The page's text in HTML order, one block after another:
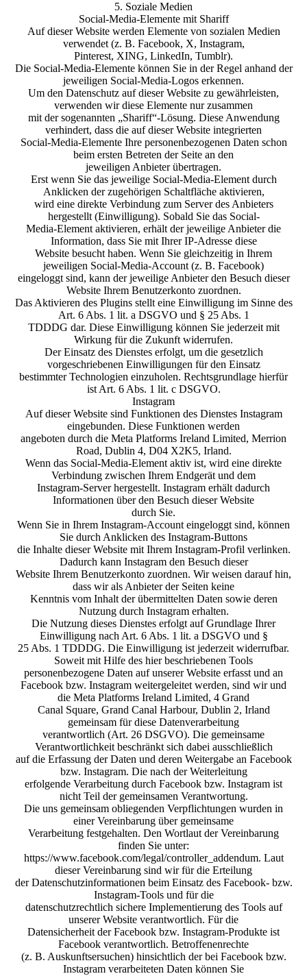
5. Soziale Medien
Social-Media-Elemente mit Shariff
Auf dieser Website werden Elemente von sozialen Medien
verwendet (z. B. Facebook, X, Instagram,
Pinterest, XING, LinkedIn, Tumblr).
Die Social-Media-Elemente können Sie in der Regel anhand der
jeweiligen Social-Media-Logos erkennen.
Um den Datenschutz auf dieser Website zu gewährleisten,
verwenden wir diese Elemente nur zusammen
mit der sogenannten „Shariff“-Lösung. Diese Anwendung
verhindert, dass die auf dieser Website integrierten
Social-Media-Elemente Ihre personenbezogenen Daten schon
beim ersten Betreten der Seite an den
jeweiligen Anbieter übertragen.
Erst wenn Sie das jeweilige Social-Media-Element durch
Anklicken der zugehörigen Schaltfläche aktivieren,
wird eine direkte Verbindung zum Server des Anbieters
hergestellt (Einwilligung). Sobald Sie das Social-
Media-Element aktivieren, erhält der jeweilige Anbieter die
Information, dass Sie mit Ihrer IP-Adresse diese
Website besucht haben. Wenn Sie gleichzeitig in Ihrem
jeweiligen Social-Media-Account (z. B. Facebook)
eingeloggt sind, kann der jeweilige Anbieter den Besuch dieser
Website Ihrem Benutzerkonto zuordnen.
Das Aktivieren des Plugins stellt eine Einwilligung im Sinne des
Art. 6 Abs. 1 lit. a DSGVO und § 25 Abs. 1
TDDDG dar. Diese Einwilligung können Sie jederzeit mit
Wirkung für die Zukunft widerrufen.
Der Einsatz des Dienstes erfolgt, um die gesetzlich
vorgeschriebenen Einwilligungen für den Einsatz
bestimmter Technologien einzuholen. Rechtsgrundlage hierfür
ist Art. 6 Abs. 1 lit. c DSGVO.
Instagram
Auf dieser Website sind Funktionen des Dienstes Instagram
eingebunden. Diese Funktionen werden
angeboten durch die Meta Platforms Ireland Limited, Merrion
Road, Dublin 4, D04 X2K5, Irland.
Wenn das Social-Media-Element aktiv ist, wird eine direkte
Verbindung zwischen Ihrem Endgerät und dem
Instagram-Server hergestellt. Instagram erhält dadurch
Informationen über den Besuch dieser Website
durch Sie.
Wenn Sie in Ihrem Instagram-Account eingeloggt sind, können
Sie durch Anklicken des Instagram-Buttons
die Inhalte dieser Website mit Ihrem Instagram-Profil verlinken.
Dadurch kann Instagram den Besuch dieser
Website Ihrem Benutzerkonto zuordnen. Wir weisen darauf hin,
dass wir als Anbieter der Seiten keine
Kenntnis vom Inhalt der übermittelten Daten sowie deren
Nutzung durch Instagram erhalten.
Die Nutzung dieses Dienstes erfolgt auf Grundlage Ihrer
Einwilligung nach Art. 6 Abs. 1 lit. a DSGVO und §
25 Abs. 1 TDDDG. Die Einwilligung ist jederzeit widerrufbar.
Soweit mit Hilfe des hier beschriebenen Tools
personenbezogene Daten auf unserer Website erfasst und an
Facebook bzw. Instagram weitergeleitet werden, sind wir und
die Meta Platforms Ireland Limited, 4 Grand
Canal Square, Grand Canal Harbour, Dublin 2, Irland
gemeinsam für diese Datenverarbeitung
verantwortlich (Art. 26 DSGVO). Die gemeinsame
Verantwortlichkeit beschränkt sich dabei ausschließlich
auf die Erfassung der Daten und deren Weitergabe an Facebook
bzw. Instagram. Die nach der Weiterleitung
erfolgende Verarbeitung durch Facebook bzw. Instagram ist
nicht Teil der gemeinsamen Verantwortung.
Die uns gemeinsam obliegenden Verpflichtungen wurden in
einer Vereinbarung über gemeinsame
Verarbeitung festgehalten. Den Wortlaut der Vereinbarung
finden Sie unter:
https://www.facebook.com/legal/controller_addendum. Laut
dieser Vereinbarung sind wir für die Erteilung
der Datenschutzinformationen beim Einsatz des Facebook- bzw.
Instagram-Tools und für die
datenschutzrechtlich sichere Implementierung des Tools auf
unserer Website verantwortlich. Für die
Datensicherheit der Facebook bzw. Instagram-Produkte ist
Facebook verantwortlich. Betroffenenrechte
(z. B. Auskunftsersuchen) hinsichtlich der bei Facebook bzw.
Instagram verarbeiteten Daten können Sie